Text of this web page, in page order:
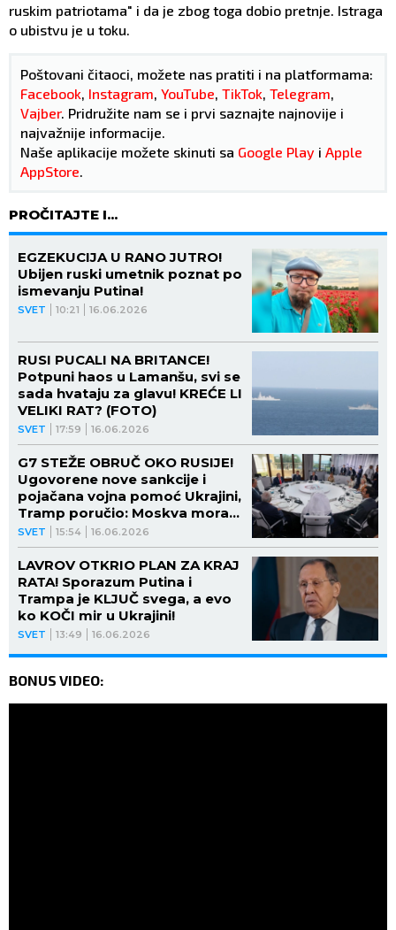
ruskim patriotama" i da je zbog toga dobio pretnje. Istraga
o ubistvu je u toku.
Poštovani čitaoci, možete nas pratiti i na platformama:
Facebook Instagram YouTube TikTok Telegram
Vajber. Pridružite nam se i prvi saznajte najnovije i
najvažnije informacije.
Naše aplikacije možete skinuti sa Google Play i Apple
AppStore
PROČITAJTE I...
SVET 10:21 16.06.2026
EGZEKUCIJA U RANO JUTRO!
Ubijen ruski umetnik poznat po
ismevanju Putina!
SVET 17:59 16.06.2026
RUSI PUCALI NA BRITANCE!
Potpuni haos u Lamanšu, svi se
sada hvataju za glavu! KREĆE LI
VELIKI RAT? (FOTO)
SVET 15:54 16.06.2026
G7 STEŽE OBRUČ OKO RUSIJE!
Ugovorene nove sankcije i
pojačana vojna pomoć Ukrajini,
Tramp poručio: Moskva mora
da pristane na dogovor!
SVET 13:49 16.06.2026
LAVROV OTKRIO PLAN ZA KRAJ
RATA! Sporazum Putina i
Trampa je KLJUČ svega, a evo
ko KOČI mir u Ukrajini!
BONUS VIDEO: